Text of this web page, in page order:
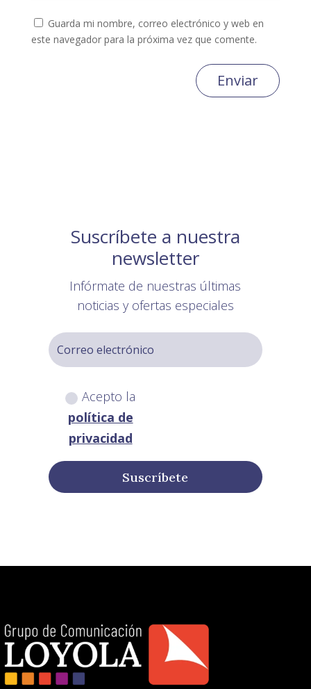
Guarda mi nombre, correo electrónico y web en
este navegador para la próxima vez que comente.
Enviar
Suscríbete a nuestra
newsletter
Infórmate de nuestras últimas
noticias y ofertas especiales
Acepto la
política de
privacidad
Suscríbete